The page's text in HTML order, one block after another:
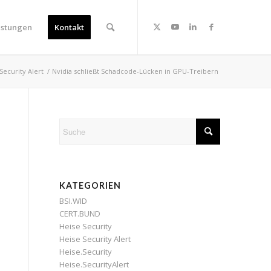
Kontakt
Alert / Nvidia schließt Schadcode-Lücken in GPU-Treibern
KATEGORIEN
BSI.WID
CERT.BUND
Heise Security
Heise Security Alert
Heise.Security
Heise.SecurityAlert